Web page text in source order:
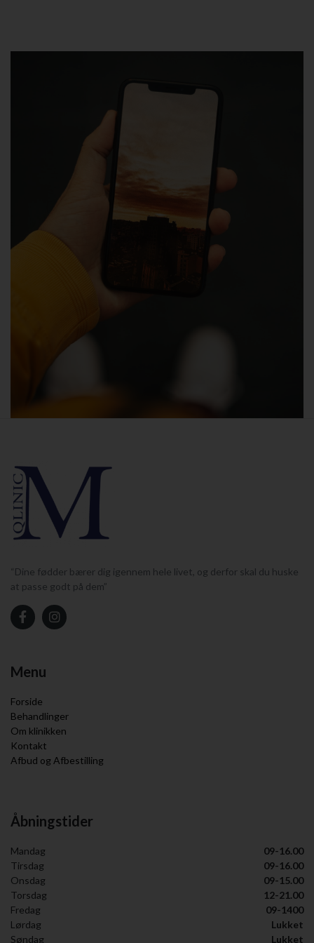
“Dine fødder bærer dig igennem hele livet, og derfor skal du huske
at passe godt på dem”
Menu
Forside
Behandlinger
Om klinikken
Kontakt
Afbud og Afbestilling
Åbningstider
Mandag
09-16.00
Tirsdag
09-16.00
Onsdag
09-15.00
Torsdag
12-21.00
Fredag
09-1400
Lørdag
Lukket
Søndag
Lukket